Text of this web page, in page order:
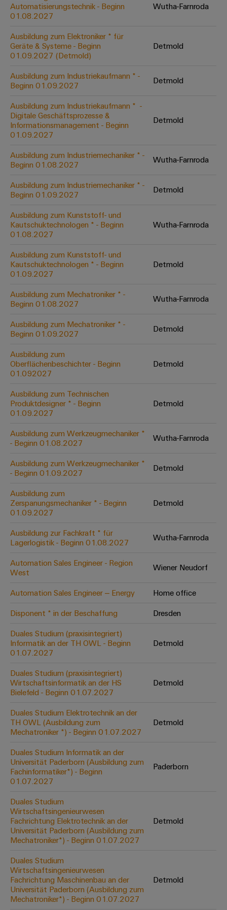
Verbindungslösungen
für
Konventionelle
Energieerzeugung
Zukunftssicherheit
für
bewährte
Maschinenbau
Lösungen
für
verschiedene
Segmente
der
und
Fabrikautomation
Öl
&
Sicherer
Betrieb
mit
Lösungen
für
Prozessindustrie
Mehr
Ressourceneffizienz
durch
Schaltschrankbau
Lösungen
die
Herausforderungen
Schaltschrankbau
Moderne
und
digitale
für
klimafreundliche
im
Schiffbau
Verbindungslösungen
die
maritime
Industrie
Wasseraufbereitung
&
Abwasseraufbereitung
für
die
Wasser-
Abwasserindustrie
Wasserstoff
Wasserstoff
Schlüsseltechnologie
für
die
Energiewende
Effizienter
Betrieb
von
Windparks
Systeme
Lösungen
Dezentrale
Automatisierung
Lösungen
IIoT
&
Automation
Software
Industrial
Industrial
Automation
Industrial
IoT
Industrial
Security
Industrial
Service
Platform
easyConnect
Regler
Gerätehersteller
Leiterplattensteckverbinder
&
PCB
Services
Equipment
(OEM)
Elektronikgehäuse
Blitz-
und
Überspannungsschutz
PV
Feldbusverteiler
Automatisierung
&
Software
I/O-
Systeme
Industrial
Ethernet
Touch-
Panels
Engineering-
Visualisierungstools
Energiemessung
und
Smart
Metering
Weidmüller
AI
Access
&
Services
Industrial
Platform
easyConnect
Werkstatt
&
Werkzeuge
Automaten
Software
Markierer
Industriedrucker
Cabinet
Infrastructure
Assemblierungsservice
Bestückte
Klemmenleisten
Technischer
Support
Umweltbezogene
Produktkonformität
Engineering
Daten
Technische
Produktkataloge
Reparatur
und
Ersatzteile
Trainings
Webinare
PSIRT
Digitale
Bestellmöglichkeiten
eShop
OCI-
EDI-
Schnittstelle
ALLE
SERVICES
Pressekontakt
Unsere
IIoT
and
Partner
Netzwerk
IIoT
Automation
Solution
finden
Solution
Partner
-
Systemintegratoren
Messen
&
Globale
Messen
&
Events
Offene
Ausbildungs-
und
Studienplätze
Aktuelle
Termine
Workshops
für
Schulklassen
Stellenbörse
Entwicklung
Karriere auf
neues
Distribution
Automatisierungstechnik - Beginn
01.08.2027
Wutha-Farnroda
Ausbildung zum Elektroniker * für
Geräte & Systeme - Beginn
01.09.2027 (Detmold)
Detmold
Ausbildung zum Industriekaufmann * -
Beginn 01.09.2027
Detmold
Ausbildung zum Industriekaufmann * ​ -
Digitale Geschäftsprozesse &
Informationsmanagement - Beginn
01.09.2027
Detmold
Ausbildung zum Industriemechaniker * -
Beginn 01.08.2027
Wutha-Farnroda
Ausbildung zum Industriemechaniker * -
Beginn 01.09.2027
Detmold
Ausbildung zum Kunststoff- und
Kautschuktechnologen * - Beginn
01.08.2027
Wutha-Farnroda
Ausbildung zum Kunststoff- und
Kautschuktechnologen * - Beginn
01.09.2027
Detmold
Ausbildung zum Mechatroniker * -
Beginn 01.08.2027
Wutha-Farnroda
Ausbildung zum Mechatroniker * -
Beginn 01.09.2027
Detmold
Ausbildung zum
Oberflächenbeschichter - Beginn
01.092027
Detmold
Ausbildung zum Technischen
Produktdesigner * - Beginn
01.09.2027
Detmold
Ausbildung zum Werkzeugmechaniker *
- Beginn 01.08.2027
Wutha-Farnroda
Ausbildung zum Werkzeugmechaniker *
- Beginn 01.09.2027
Detmold
Ausbildung zum
Zerspanungsmechaniker * - Beginn
01.09.2027
Detmold
Ausbildung zur Fachkraft * für
Lagerlogistik - Beginn 01.08.2027
Wutha-Farnroda
Automation Sales Engineer - Region
West
Wiener Neudorf
Automation Sales Engineer – Energy
Home office
Disponent * in der Beschaffung
Dresden
Duales Studium (praxisintegriert)
Informatik an der TH OWL - Beginn
01.07.2027
Detmold
Duales Studium (praxisintegriert)
Wirtschaftsinformatik an der HS
Bielefeld - Beginn 01.07.2027
Detmold
Duales Studium Elektrotechnik an der
TH OWL (Ausbildung zum
Mechatroniker *) - Beginn 01.07.2027
Detmold
Duales Studium Informatik an der
Universität Paderborn (Ausbildung zum
Fachinformatiker*) - Beginn
01.07.2027
Paderborn
Duales Studium
Wirtschaftsingenieurwesen
Fachrichtung Elektrotechnik an der
Universität Paderborn (Ausbildung zum
Mechatroniker*) - Beginn 01.07.2027
Detmold
Duales Studium
Wirtschaftsingenieurwesen
Fachrichtung Maschinenbau an der
Universität Paderborn (Ausbildung zum
Mechatroniker*) - Beginn 01.07.2027
Detmold